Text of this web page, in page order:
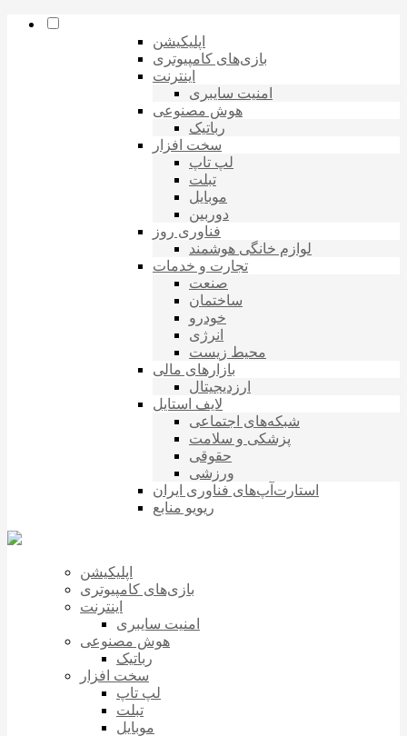
اپلیکیشن
بازی‌های کامپیوتری
اینترنت
امنیت سایبری
هوش مصنوعی
رباتیک
سخت افزار
لپ تاپ
تبلت
موبایل
دوربین
فناوری روز
لوازم خانگی هوشمند
تجارت و خدمات
صنعت
ساختمان
خودرو
انرژی
محیط زیست
بازارهای مالی
ارزدیجیتال
لایف استایل
شبکه‌های اجتماعی
پزشکی و سلامت
حقوقی
ورزشی
استارت‌آپ‌های فناوری ایران
ریویو منابع
اپلیکیشن
بازی‌های کامپیوتری
اینترنت
امنیت سایبری
هوش مصنوعی
رباتیک
سخت افزار
لپ تاپ
تبلت
موبایل